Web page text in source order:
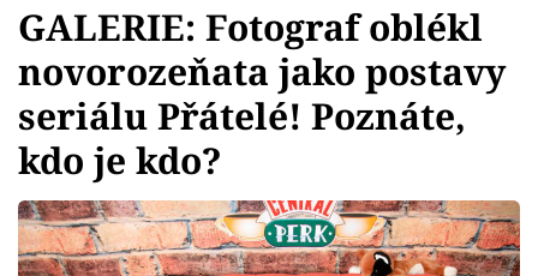
Témata
Showbyznys
Youtubeři
Virály
GALERIE: Fotograf oblékl
novorozeňata jako postavy
seriálu Přátelé! Poznáte,
kdo je kdo?